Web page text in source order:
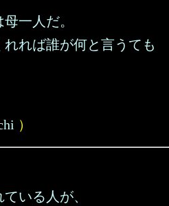
一人だ。
れば誰が何と言うても
）
いる人が、